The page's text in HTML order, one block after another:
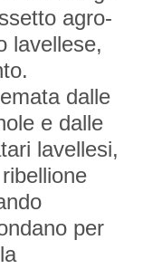
agro-
lavellese,
dalle
e dalle
lavellesi,
per